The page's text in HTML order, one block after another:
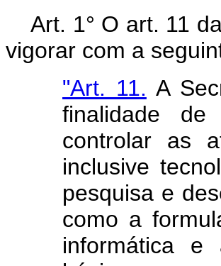
Art. 1° O art. 11
vigorar com a
"Art. 11. A
finalidade de
controlar as
inclusive
pesquisa e
como a
informática e